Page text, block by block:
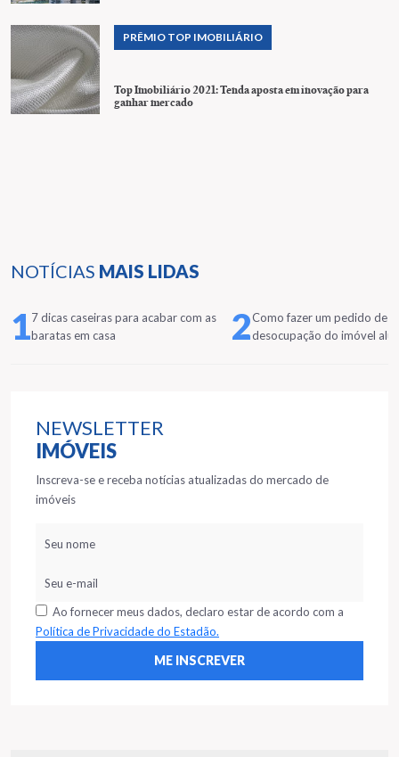
NOTÍCIAS MAIS LIDAS
17 dicas caseiras para acabar com as
baratas em casa
2Como fazer um pedido de
desocupação do imóvel
NEWSLETTER
IMÓVEIS
Inscreva-se e receba notícias atualizadas do mercado de
imóveis
Ao fornecer meus dados, declaro estar de acordo com a
Política de Privacidade do Estadão.
PRÊMIO TOP IMOBILIÁRIO
Top Imobiliário 2021: Tenda aposta em inovação para
ganhar mercado